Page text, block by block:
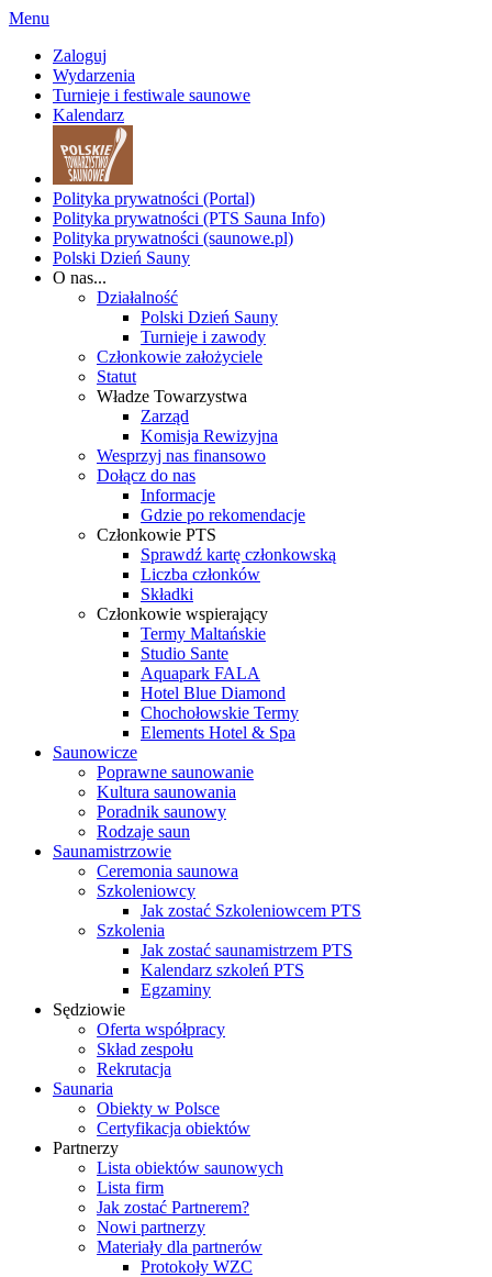
Menu
Zaloguj
Wydarzenia
Turnieje i festiwale saunowe
Kalendarz
Polityka prywatności (Portal)
Polityka prywatności (PTS Sauna Info)
Polityka prywatności (saunowe.pl)
Polski Dzień Sauny
O nas...
Działalność
Polski Dzień Sauny
Turnieje i zawody
Członkowie założyciele
Statut
Władze Towarzystwa
Zarząd
Komisja Rewizyjna
Wesprzyj nas finansowo
Dołącz do nas
Informacje
Gdzie po rekomendacje
Członkowie PTS
Sprawdź kartę członkowską
Liczba członków
Składki
Członkowie wspierający
Termy Maltańskie
Studio Sante
Aquapark FALA
Hotel Blue Diamond
Chochołowskie Termy
Elements Hotel & Spa
Saunowicze
Poprawne saunowanie
Kultura saunowania
Poradnik saunowy
Rodzaje saun
Saunamistrzowie
Ceremonia saunowa
Szkoleniowcy
Jak zostać Szkoleniowcem PTS
Szkolenia
Jak zostać saunamistrzem PTS
Kalendarz szkoleń PTS
Egzaminy
Sędziowie
Oferta współpracy
Skład zespołu
Rekrutacja
Saunaria
Obiekty w Polsce
Certyfikacja obiektów
Partnerzy
Lista obiektów saunowych
Lista firm
Jak zostać Partnerem?
Nowi partnerzy
Materiały dla partnerów
Protokoły WZC